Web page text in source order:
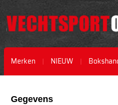
Merken NIEUW
het
hetGegevens